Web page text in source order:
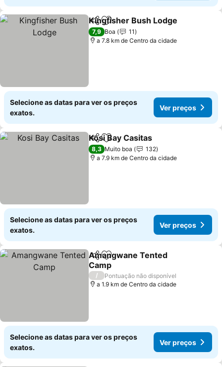
PartilharAdicionar aos favoritos
Kingfisher Bush Lodge
7,9 Boa
11
a 7.8 km de Centro da cidade
Selecione as datas para ver os preços
exatos.
Ver preços
PartilharAdicionar aos favoritos
Kosi Bay Casitas
8,3 Muito boa
132
a 7.9 km de Centro da cidade
Selecione as datas para ver os preços
exatos.
Ver preços
PartilharAdicionar aos favoritos
Amangwane Tented
Camp
Ver preços
/
Pontuação não disponível
a 1.9 km de Centro da cidade
Selecione as datas para ver os preços
exatos.
Ver preços